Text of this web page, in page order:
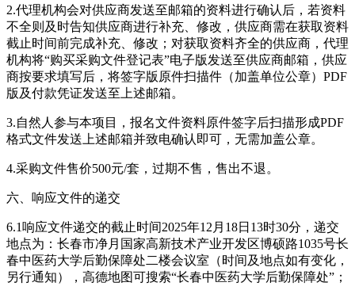
2.代理机构会对供应商发送至邮箱的资料进行确认后，若资料
不全则及时告知供应商进行补充、修改，供应商需在获取资料
截止时间前完成补充、修改；对获取资料齐全的供应商，代理
机构将“购买采购文件登记表”电子版发送至供应商邮箱，供应
商按要求填写后，将签字版原件扫描件（加盖单位公章）PDF
版及付款凭证发送至上述邮箱。
3.自然人参与本项目，报名文件资料原件签字后扫描形成PDF
格式文件发送上述邮箱并致电确认即可，无需加盖公章。
4.采购文件售价500元/套，过期不售，售出不退。
六、响应文件的递交
6.1响应文件递交的截止时间2025年12月18日13时30分，递交
地点为：长春市净月国家高新技术产业开发区博硕路1035号长
春中医药大学后勤保障处二楼会议室（时间及地点如有变化，
另行通知），高德地图可搜索“长春中医药大学后勤保障处”；